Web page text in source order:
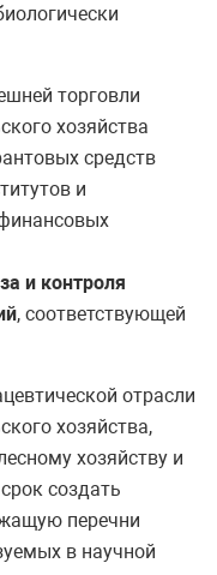
торговли
хозяйства
средств
и
и контроля
, соответствующей
отрасли
хозяйства,
хозяйству и
создать
перечни
в научной